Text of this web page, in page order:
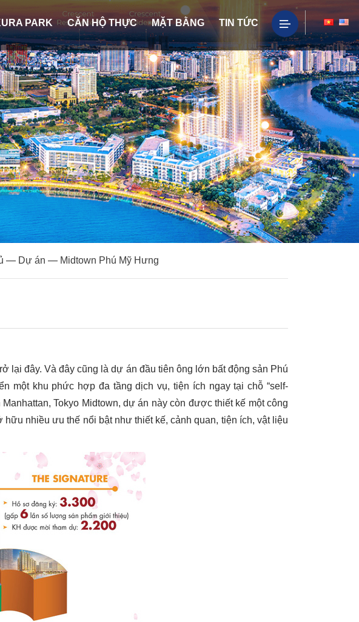
PARK CĂN HỘ THỰC MẶT BẰNG TIN TỨC
— Dự án — Midtown Phú Mỹ Hưng
lại đây. Và đây cũng là dự án đầu tiên ông lớn bất động sản Phú
một khu phức hợp đa tầng dịch vụ, tiện ích ngay tại chỗ “self-
Tokyo Midtown, dự án này còn được thiết kế một công
nhiều ưu thế nổi bật như thiết kế, cảnh quan, tiện ích, vật liệu